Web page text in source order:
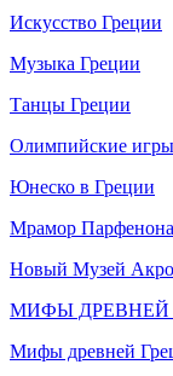
Искусство Греции
Музыка Греции
Танцы Греции
Олимпийские игры
Юнеско в Греции
Мрамор Парфенона
Новый Музей
МИФЫ ДРЕВНЕЙ
Мифы древней